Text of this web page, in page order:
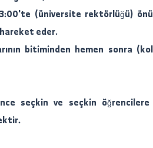
etkin katılımını
resmi bir katılım
sigortalı):
hareket eder.
bitiminden hemen